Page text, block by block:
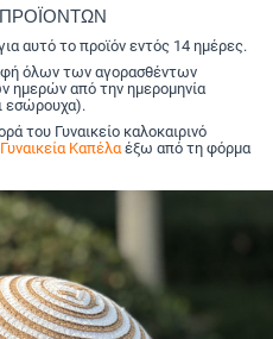
προστασία Uv
Πτυσσόμενη άδειο
επάνω αντηλιακό
καπέλο γυναικεία
ταξιδιωτική παραλία
αυτό το προϊόν εντός 14 ημέρες.
όλων των αγορασθέντων
ημερών από την ημερομηνία
εσώρουχα).
του Γυναικείο καλοκαιρινό
Γυναικεία Καπέλαέξω από τη φόρμα